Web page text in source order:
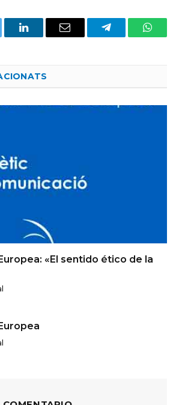
LinkedInEmail Telegram
«El sentido ético de la